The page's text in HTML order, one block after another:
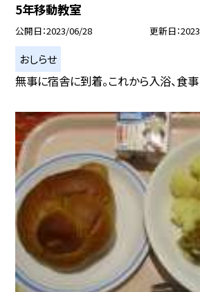
5年移動教室
公開日 2023/06/28 更新日
おしらせ
無事に宿舎に到着。これから入浴、食事